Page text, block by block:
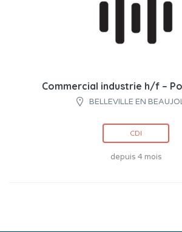
Commercial industrie h/f –
BELLEVILLE EN
CDI
depuis 4 mois